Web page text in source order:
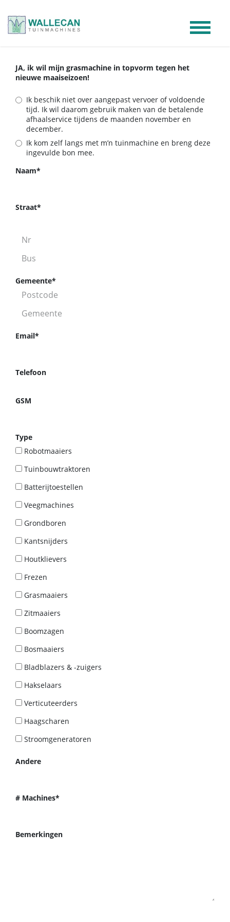
JA, ik wil mijn grasmachine in topvorm tegen het
nieuwe maaiseizoen!
Ik beschik niet over aangepast vervoer of voldoende
tijd. Ik wil daarom gebruik maken van de betalende
afhaalservice tijdens de maanden november en
december.
Ik kom zelf langs met m’n tuinmachine en breng deze
ingevulde bon mee.
Naam*
Straat*
Gemeente*
Email*
Telefoon
GSM
Type
Robotmaaiers
Tuinbouwtraktoren
Batterijtoestellen
Veegmachines
Grondboren
Kantsnijders
Houtklievers
Frezen
Grasmaaiers
Zitmaaiers
Boomzagen
Bosmaaiers
Bladblazers & -zuigers
Hakselaars
Verticuteerders
Haagscharen
Stroomgeneratoren
Andere
# Machines*
Bemerkingen